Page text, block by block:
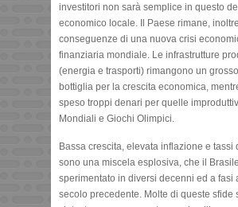
investitori non sarà semplice in questo
economico locale. Il Paese rimane,
conseguenze di una nuova crisi
finanziaria mondiale. Le infrastrutture
(energia e trasporti) rimangono un
bottiglia per la crescita economica,
speso troppi denari per quelle
Mondiali e Giochi Olimpici.
Bassa crescita, elevata inflazione e tassi
sono una miscela esplosiva, che il
sperimentato in diversi decenni ed a fasi
secolo precedente. Molte di queste sfide